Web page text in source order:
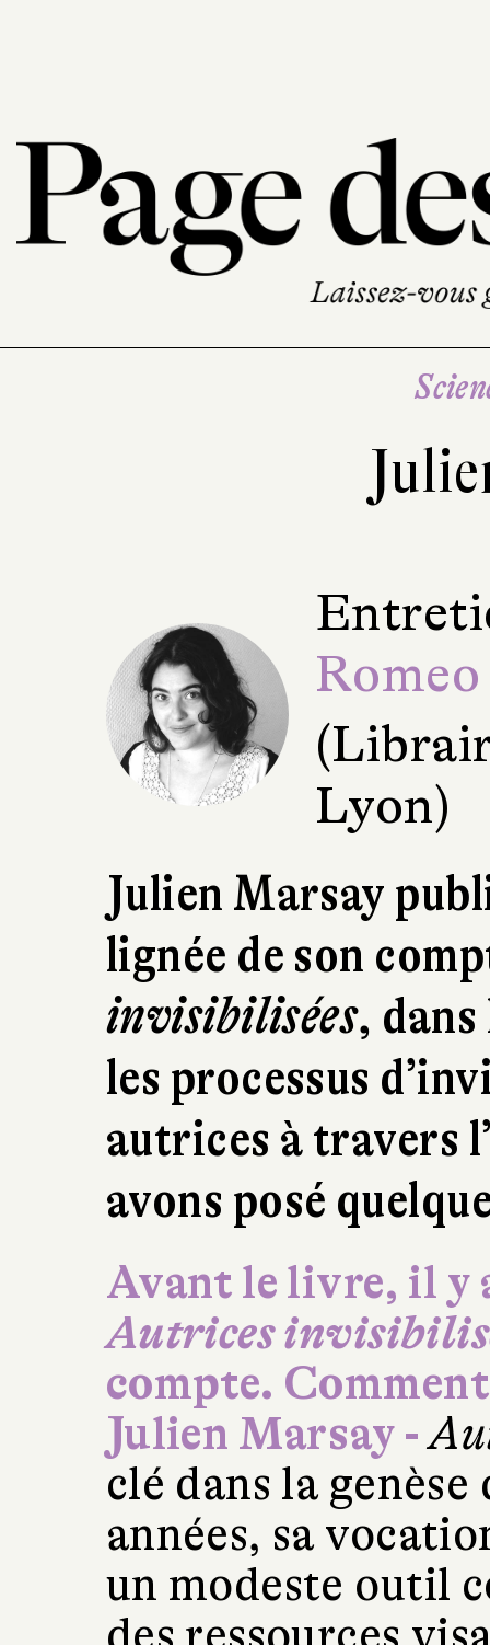
Romeo
Lyon)
Julien Marsay
lignée de son
invisibilisées,
les processus
autrices à travers
avons posé
Avant le livre, il y
Autrices
compte.
Julien Marsay -
clé dans la
années, sa
un modeste outil